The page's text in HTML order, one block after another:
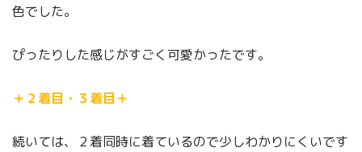
色でした。
ぴったりした感じがすごく可愛かったです。
＋２着目・３着目＋
続いては、２着同時に着ているので少しわかりにくいです